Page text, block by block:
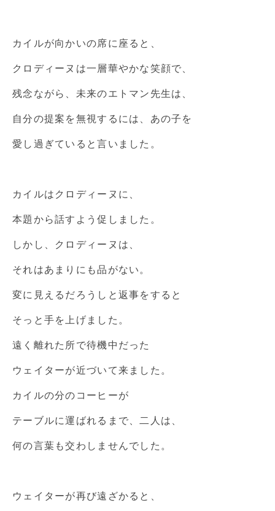
カイルが向かいの席に座ると、
クロディーヌは一層華やかな笑顔で、
残念ながら、未来のエトマン先生は、
自分の提案を無視するには、あの子を
愛し過ぎていると言いました。
カイルはクロディーヌに、
本題から話すよう促しました。
しかし、クロディーヌは、
それはあまりにも品がない。
変に見えるだろうしと返事をすると
そっと手を上げました。
遠く離れた所で待機中だった
ウェイターが近づいて来ました。
カイルの分のコーヒーが
テーブルに運ばれるまで、二人は、
何の言葉も交わしませんでした。
ウェイターが再び遠ざかると、